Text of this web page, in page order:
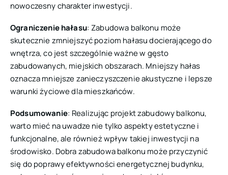
nowoczesny charakter inwestycji.
Ograniczenie hałasu: Zabudowa balkonu może
skutecznie zmniejszyć poziom hałasu docierającego do
wnętrza, co jest szczególnie ważne w gęsto
zabudowanych, miejskich obszarach. Mniejszy hałas
oznacza mniejsze zanieczyszczenie akustyczne i lepsze
warunki życiowe dla mieszkańców.
Podsumowanie: Realizując projekt zabudowy balkonu,
warto mieć na uwadze nie tylko aspekty estetyczne i
funkcjonalne, ale również wpływ takiej inwestycji na
środowisko. Dobra zabudowa balkonu może przyczynić
się do poprawy efektywności energetycznej budynku,